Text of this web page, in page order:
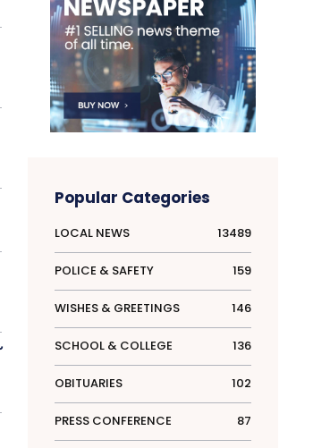
Popular Categories
LOCAL NEWS 13489
POLICE & SAFETY 159
WISHES & GREETINGS 146
SCHOOL & COLLEGE 136
OBITUARIES 102
PRESS CONFERENCE 87